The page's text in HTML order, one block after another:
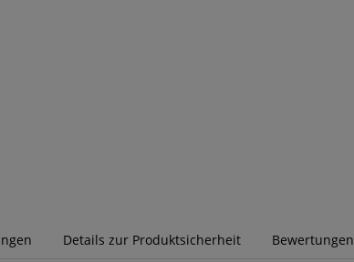
Details zur Produktsicherheit Bewertungen